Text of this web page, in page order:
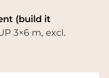
(build it
3×6 m, excl.